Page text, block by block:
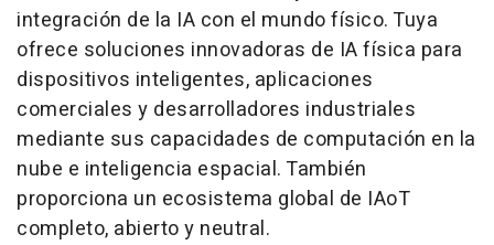
integración de la IA con el mundo físico. Tuya
ofrece soluciones innovadoras de IA física para
dispositivos inteligentes, aplicaciones
comerciales y desarrolladores industriales
mediante sus capacidades de computación en la
nube e inteligencia espacial. También
proporciona un ecosistema global de IAoT
completo, abierto y neutral.